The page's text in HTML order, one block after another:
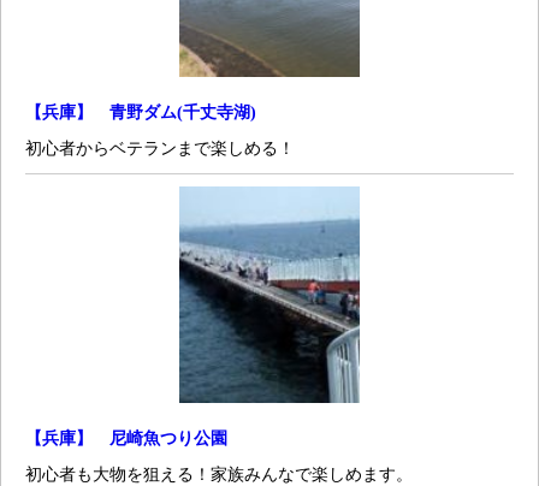
【兵庫】 青野ダム(千丈寺湖)
初心者からベテランまで楽しめる！
【兵庫】 尼崎魚つり公園
初心者も大物を狙える！家族みんなで楽しめます。